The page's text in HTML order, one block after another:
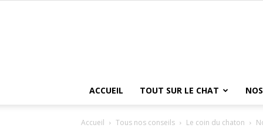
ACCUEIL TOUT SUR LE CHAT
Accueil Tous nos conseils Le coin du chaton